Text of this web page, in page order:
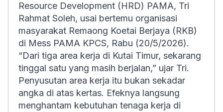
Resource Development (HRD) PAMA, Tri
Rahmat Soleh, usai bertemu organisasi
masyarakat Remaong Koetai Berjaya (RKB)
di Mess PAMA KPCS, Rabu (20/5/2026).
“Dari tiga area kerja di Kutai Timur, sekarang
tinggal satu yang masih berjalan,” ujar Tri.
Penyusutan area kerja itu bukan sekadar
angka di atas kertas. Efeknya langsung
menghantam kebutuhan tenaga kerja di